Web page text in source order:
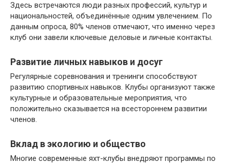
Здесь встречаются люди разных профессий, культур и
национальностей, объединённые одним увлечением. По
данным опроса, 80% членов отмечают, что именно через
клуб они завели ключевые деловые и личные контакты.
Развитие личных навыков и досуг
Регулярные соревнования и тренинги способствуют
развитию спортивных навыков. Клубы организуют также
культурные и образовательные мероприятия, что
положительно сказывается на всестороннем развитии
членов.
Вклад в экологию и общество
Многие современные яхт-клубы внедряют программы по